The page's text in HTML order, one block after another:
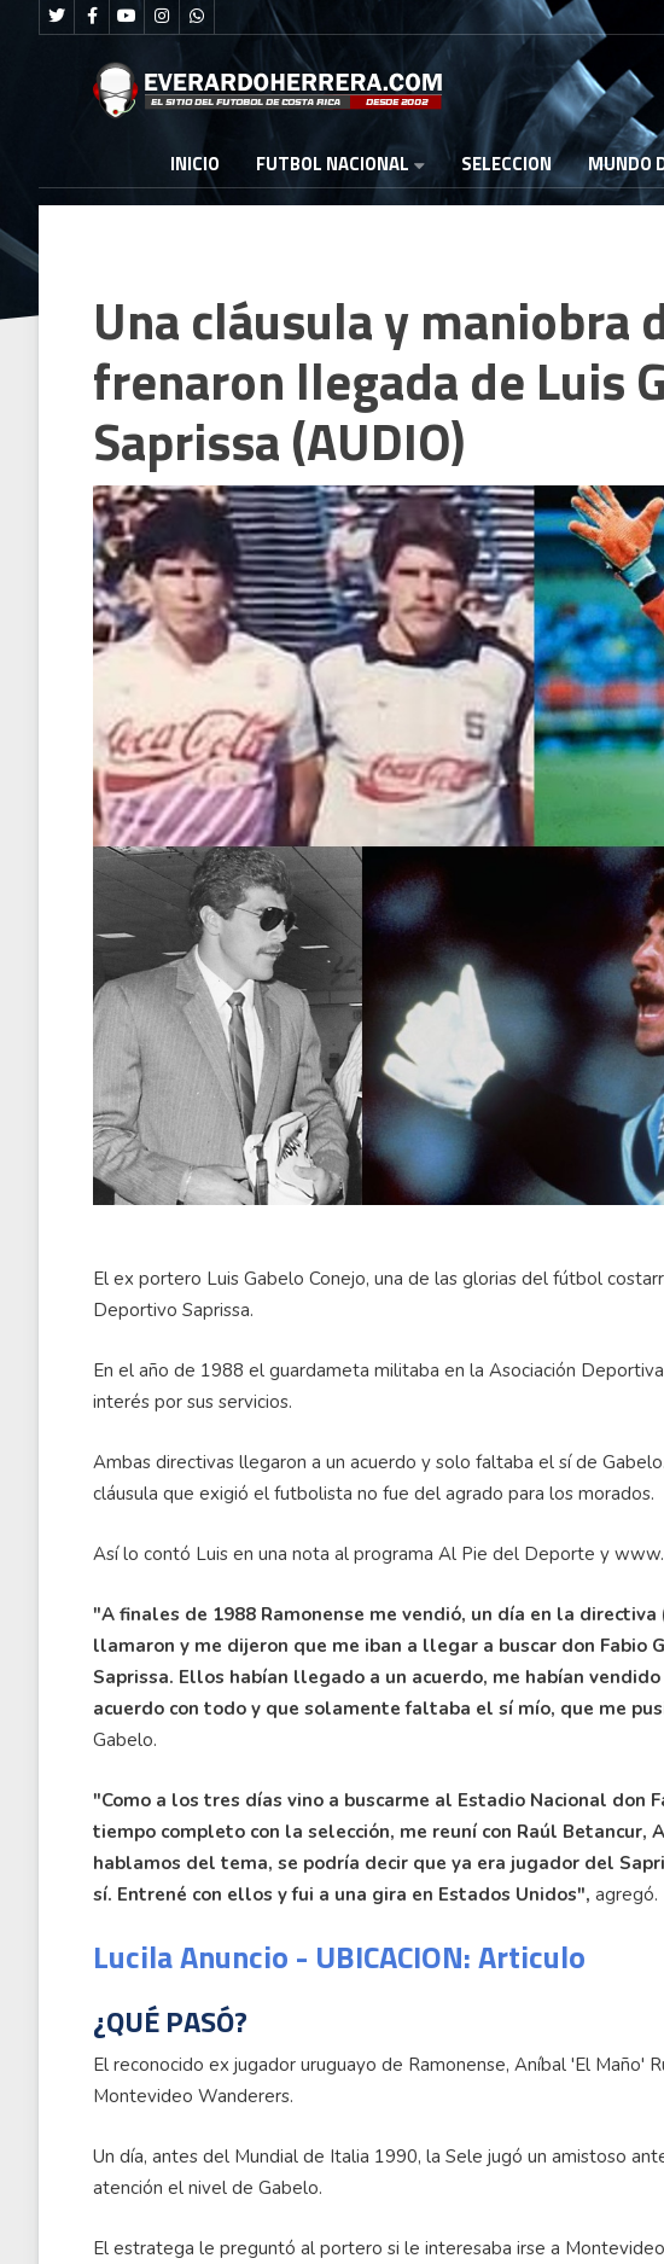
INICIO FUTBOL NACIONAL SELECCION MUNDO
Una cláusula y maniobra
frenaron llegada de Luis
Saprissa (AUDIO)
El ex portero Luis Gabelo Conejo, una de las glorias del fútbol
Deportivo Saprissa.
En el año de 1988 el guardameta militaba en la Asociación
interés por sus servicios.
Ambas directivas llegaron a un acuerdo y solo faltaba el sí de
cláusula que exigió el futbolista no fue del agrado para los morados.
Así lo contó Luis en una nota al programa Al Pie del Deporte y
"A finales de 1988 Ramonense me vendió, un día en la
llamaron y me dijeron que me iban a llegar a buscar don Fabio
Saprissa. Ellos habían llegado a un acuerdo, me habían
acuerdo con todo y que solamente faltaba el sí mío, que me
Gabelo.
"Como a los tres días vino a buscarme al Estadio Nacional don
tiempo completo con la selección, me reuní con Raúl Betancur,
hablamos del tema, se podría decir que ya era jugador del
sí. Entrené con ellos y fui a una gira en Estados Unidos", agregó.
Lucila Anuncio - UBICACION: Articulo
¿QUÉ PASÓ?
El reconocido ex jugador uruguayo de Ramonense, Aníbal 'El Maño'
Montevideo Wanderers.
Un día, antes del Mundial de Italia 1990, la Sele jugó un amistoso
atención el nivel de Gabelo.
El estratega le preguntó al portero si le interesaba irse a